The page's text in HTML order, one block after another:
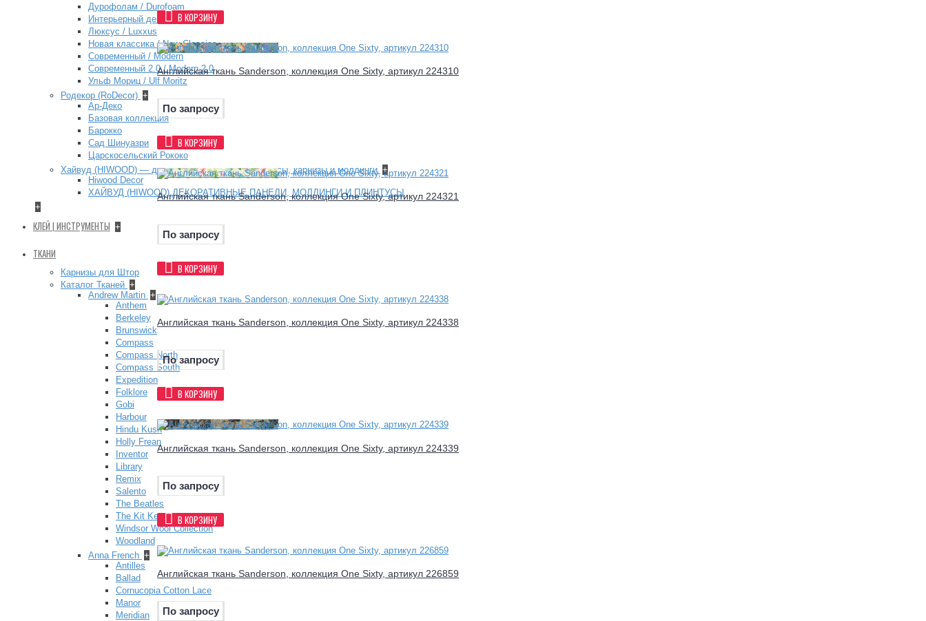
Дурофолам / Durofoam
Интерьерный декор
Люксус / Luxxus
Новая классика / New Classics
Современный / Modern
Современный 2.0 / Modern 2.0
Ульф Мориц / Ulf Moritz
Родекор (RoDecor) +
Ар-Деко
Базовая коллекция
Барокко
Сад Шинуазри
Царскосельский Рококо
Хайвуд (HIWOOD) — декоративные панели, плинтусы, карнизы и молдинги +
Hiwood Decor
ХАЙВУД (HIWOOD) ДЕКОРАТИВНЫЕ ПАНЕЛИ, МОЛДИНГИ И ПЛИНТУСЫ
+
КЛЕЙ | ИНСТРУМЕНТЫ +
ТКАНИ
Карнизы для Штор
Каталог Тканей +
Andrew Martin +
Anthem
Berkeley
Brunswick
Compass
Compass North
Compass South
Expedition
Folklore
Gobi
Harbour
Hindu Kush
Holly Frean
Inventor
Library
Remix
Salento
The Beatles
The Kit Kemp
Windsor Wool Collection
Woodland
Anna French +
Antilles
Ballad
Cornucopia Cotton Lace
Manor
Meridian
В КОРЗИНУ
Английская ткань Sanderson, коллекция One Sixty, артикул 224310
По запросу
В КОРЗИНУ
Английская ткань Sanderson, коллекция One Sixty, артикул 224321
По запросу
В КОРЗИНУ
Английская ткань Sanderson, коллекция One Sixty, артикул 224338
По запросу
В КОРЗИНУ
Английская ткань Sanderson, коллекция One Sixty, артикул 224339
По запросу
В КОРЗИНУ
Английская ткань Sanderson, коллекция One Sixty, артикул 226859
По запросу